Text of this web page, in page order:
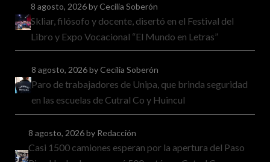
8 agosto, 2026by Cecilia Soberón
Skliar, filósofo y docente, disertó en el Festival del
Libro y Expo Vocacional “El Mundo en Letras”
8 agosto, 2026by Cecilia Soberón
Paro de trabajadores de Unipa, que brinda seguridad
en las escuelas de Cutral Co y Huincul
8 agosto, 2026by Redacción
Casi 1500 camiones esperan por la apertura del Paso